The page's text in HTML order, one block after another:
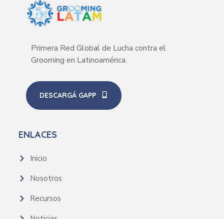
Primera Red Global de Lucha contra el
Grooming en Latinoamérica.
DESCARGÁ GAPP
ENLACES
Inicio
Nosotros
Recursos